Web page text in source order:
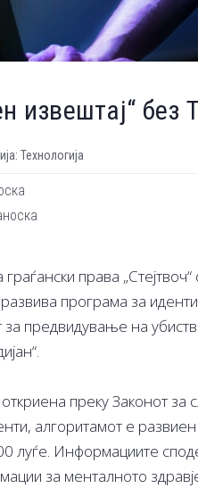
извештај“ без
Технологија
граѓански права
програма за
предвидување на
преку Законот
алгоритамот е
луѓе. Информациите
за менталното